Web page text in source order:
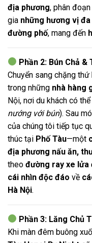
địa phương, phân
gia những hương vị
đường phố, mang đến
Phần 2: Bún Chả
Chuyển sang chặng
trong những nhà hàng
Nội, nơi du khách có
nướng với bún). Sau
của chúng tôi tiếp tục
thúc tại Phố Tàu—một
địa phương nấu ăn,
theo đường ray xe lửa
cái nhìn độc đáo về
Hà Nội.
Phần 3: Lăng Chủ
Khi màn đêm buông